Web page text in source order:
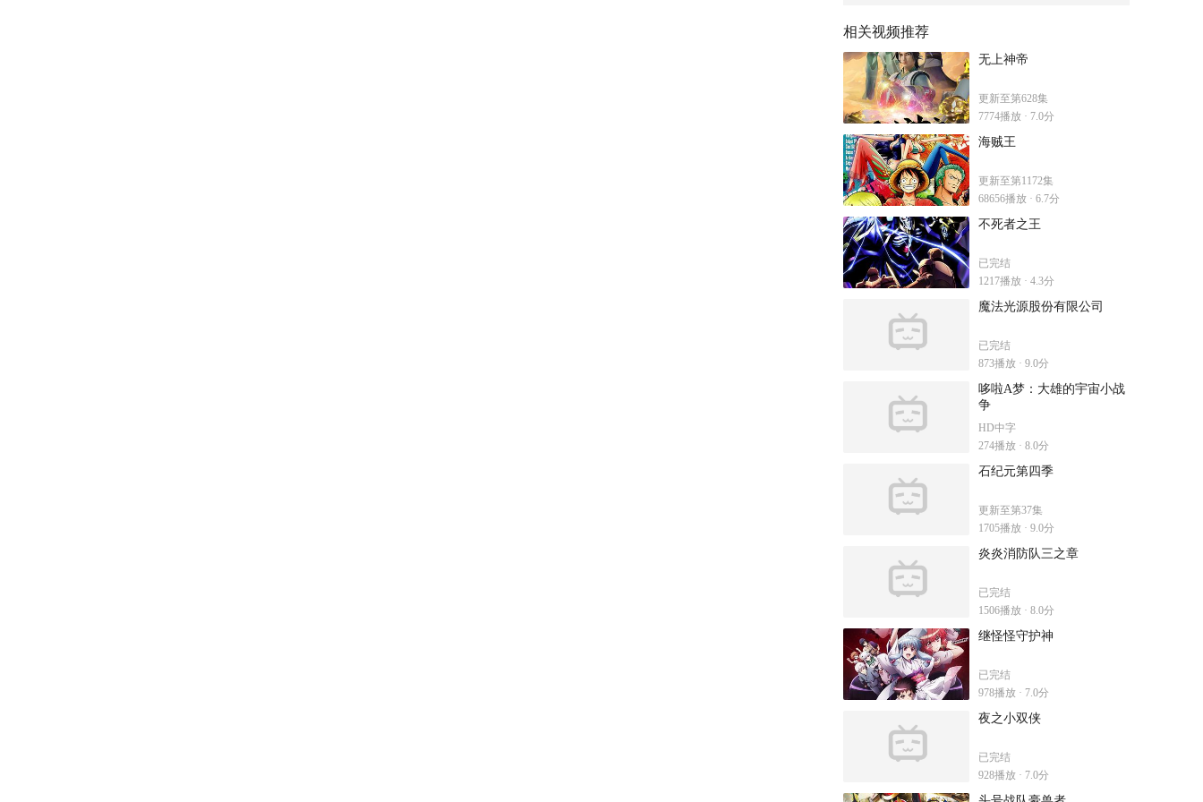
相关视频推荐
无上神帝
更新至第628集
7774播放 · 7.0分
海贼王
更新至第1172集
68656播放 · 6.7分
不死者之王
已完结
1217播放 · 4.3分
魔法光源股份有限公司
已完结
873播放 · 9.0分
哆啦A梦：大雄的宇宙小战
争
HD中字
274播放 · 8.0分
石纪元第四季
更新至第37集
1705播放 · 9.0分
炎炎消防队三之章
已完结
1506播放 · 8.0分
继怪怪守护神
已完结
978播放 · 7.0分
夜之小双侠
已完结
928播放 · 7.0分